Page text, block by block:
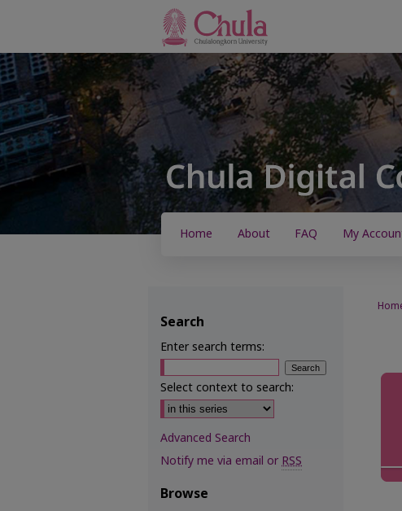
Home About FAQ My
Search
Enter search terms:
Select context to search:
Advanced Search
Notify me via email orRSS
Browse